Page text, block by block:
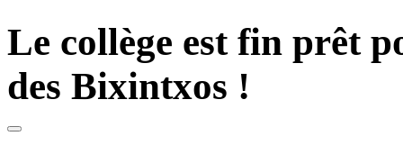
Le collège est fin prêt
des Bixintxos !